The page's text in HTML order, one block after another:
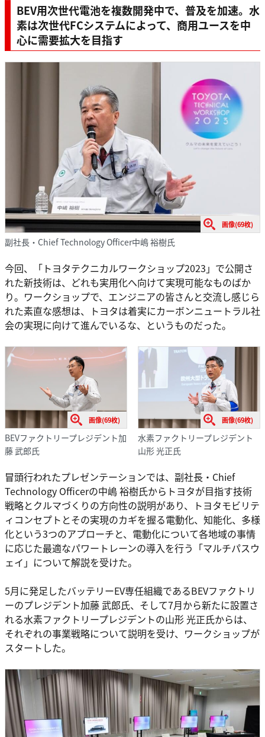
BEV用次世代電池を複数開発中で、普及を加速。水
素は次世代FCシステムによって、商用ユースを中
心に需要拡大を目指す
画像(69枚)
副社長・Chief Technology Officer中嶋 裕樹氏
今回、「トヨタテクニカルワークショップ2023」で公開さ
れた新技術は、どれも実用化へ向けて実現可能なものばか
り。ワークショップで、エンジニアの皆さんと交流し感じら
れた素直な感想は、トヨタは着実にカーボンニュートラル社
会の実現に向けて進んでいるな、というものだった。
画像(69枚)
BEVファクトリープレジデント加
藤 武郎氏
画像(69枚)
水素ファクトリープレジデント
山形 光正氏
冒頭行われたプレゼンテーションでは、副社長・Chief
Technology Officerの中嶋 裕樹氏からトヨタが目指す技術
戦略とクルマづくりの方向性の説明があり、トヨタモビリテ
ィコンセプトとその実現のカギを握る電動化、知能化、多様
化という3つのアプローチと、電動化について各地域の事情
に応じた最適なパワートレーンの導入を行う「マルチパスウ
ェイ」について解説を受けた。
5月に発足したバッテリーEV専任組織であるBEVファクトリ
ーのプレジデント加藤 武郎氏、そして7月から新たに設置さ
れる水素ファクトリープレジデントの山形 光正氏からは、
それぞれの事業戦略について説明を受け、ワークショップが
スタートした。